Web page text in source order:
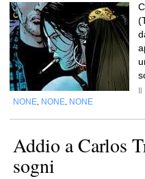
NONE NONE NONE
Addio a Carlos
sogni